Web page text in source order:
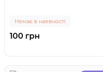
Немає в наявності
100 грн